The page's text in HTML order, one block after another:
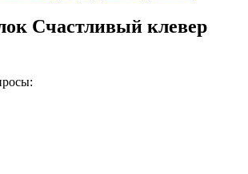
Счастливый клевер